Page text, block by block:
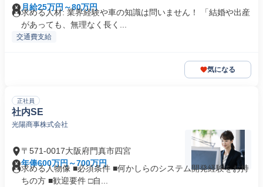
月給25万円～80万円
求める人材: 業界経験や車の知識は問いません！ 「結婚や出産
があっても、無理なく長く...
交通費支給
気になる
正社員
社内SE
光陽商事株式会社
〒571-0017大阪府門真市四宮
年俸600万円～700万円
求める人物像 ■必須条件 ■何かしらのシステム開発経験をお持
ちの方 ■歓迎要件 □自...